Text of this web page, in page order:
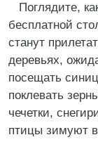
Поглядите,
бесплатной
станут
деревьях,
посещать
поклевать
чечетки,
птицы зимуют